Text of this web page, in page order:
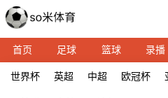
首页 足球 篮球 录播
世界杯 英超 中超 欧冠杯